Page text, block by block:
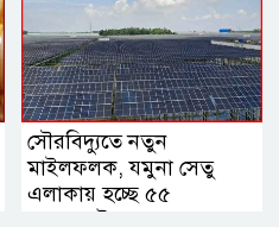
সৌরবিদ্যুতে নতুন
মাইলফলক, যমুনা সেতু
এলাকায় হচ্ছে ৫৫
মেগাওয়াট কেন্দ্র